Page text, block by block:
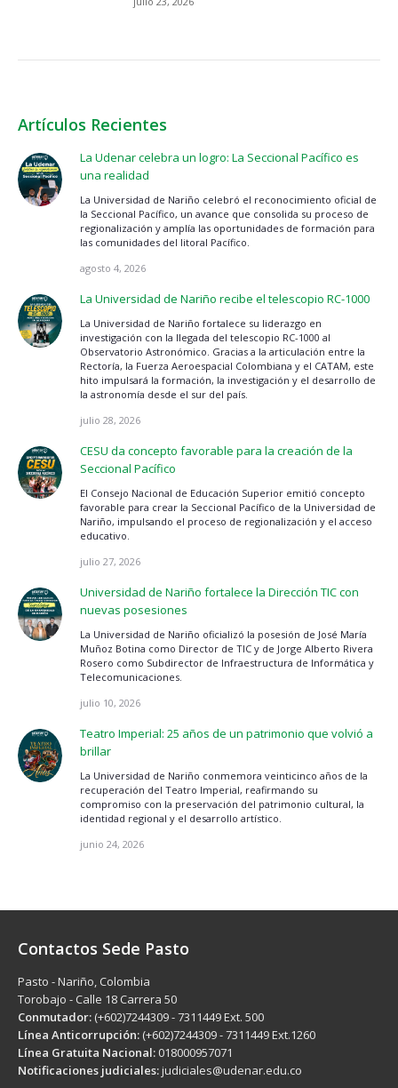
Artículos Recientes
La Udenar celebra un logro: La Seccional Pacífico es
una realidad
La Universidad de Nariño celebró el reconocimiento oficial de
la Seccional Pacífico, un avance que consolida su proceso de
regionalización y amplía las oportunidades de formación para
las comunidades del litoral Pacífico.
agosto 4, 2026
La Universidad de Nariño recibe el telescopio RC-1000
La Universidad de Nariño fortalece su liderazgo en
investigación con la llegada del telescopio RC-1000 al
Observatorio Astronómico. Gracias a la articulación entre la
Rectoría, la Fuerza Aeroespacial Colombiana y el CATAM, este
hito impulsará la formación, la investigación y el desarrollo de
la astronomía desde el sur del país.
julio 28, 2026
CESU da concepto favorable para la creación de la
Seccional Pacífico
El Consejo Nacional de Educación Superior emitió concepto
favorable para crear la Seccional Pacífico de la Universidad de
Nariño, impulsando el proceso de regionalización y el acceso
educativo.
julio 27, 2026
Universidad de Nariño fortalece la Dirección TIC con
nuevas posesiones
La Universidad de Nariño oficializó la posesión de José María
Muñoz Botina como Director de TIC y de Jorge Alberto Rivera
Rosero como Subdirector de Infraestructura de Informática y
Telecomunicaciones.
julio 10, 2026
Teatro Imperial: 25 años de un patrimonio que volvió a
brillar
La Universidad de Nariño conmemora veinticinco años de la
recuperación del Teatro Imperial, reafirmando su
compromiso con la preservación del patrimonio cultural, la
identidad regional y el desarrollo artístico.
junio 24, 2026
Contactos Sede Pasto
Pasto - Nariño, Colombia
Torobajo - Calle 18 Carrera 50
Conmutador: (+602)7244309 - 7311449 Ext. 500
Línea Anticorrupción: (+602)7244309 - 7311449 Ext.1260
Línea Gratuita Nacional: 018000957071
Notificaciones judiciales:judiciales@udenar.edu.co